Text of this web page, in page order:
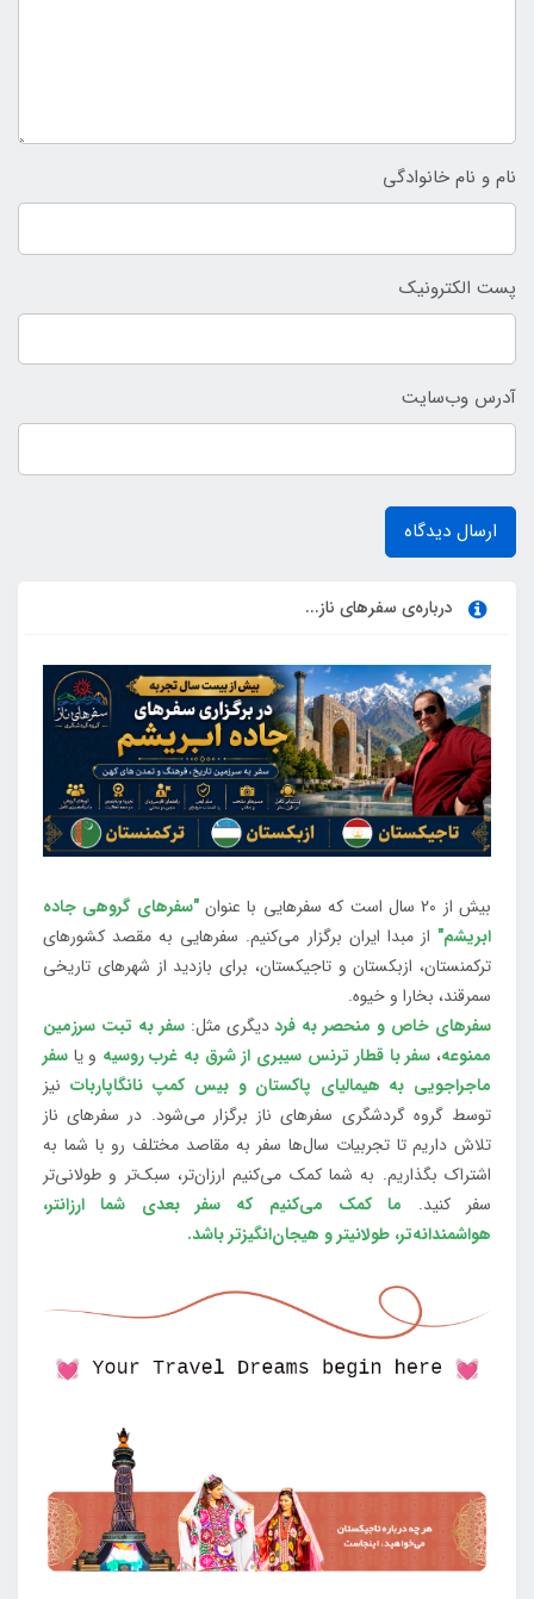
نام و نام خانوادگی
پست الکترونیک
آدرس وب‌سایت
ارسال دیدگاه
درباره‌ی سفرهای ناز...
بیش از 20 سال است که سفرهایی با عنوان
"سفرهای گروهی جاده
ابریشم" از مبدا ایران برگزار می‌کنیم. سفرهایی به مقصد کشورهای
ترکمنستان، ازبکستان و تاجیکستان، برای بازدید از شهرهای تاریخی
سمرقند، بخارا و خیوه.
سفرهای خاص و منحصر به فرددیگری مثل:سفر به تبت سرزمین
ممنوعه، سفر با قطار ترنس سیبری از شرق به غرب روسیه و یا سفر
ماجراجویی به هیمالیای پاکستان و بیس کمپ نانگاپاربات نیز
توسط گروه گردشگری سفرهای ناز برگزار می‌شود. در سفرهای ناز
تلاش داریم تا تجربیات سال‌ها سفر به مقاصد مختلف رو با شما به
اشتراک بگذاریم. به شما کمک می‌کنیم ارزان‌تر، سبک‌تر و طولانی‌تر
سفر کنید. ما کمک می‌کنیم که سفر بعدی شما ارزانتر،
هواشمندانه‌تر، طولانی‎تر و هیجان‌انگیزتر باشد.